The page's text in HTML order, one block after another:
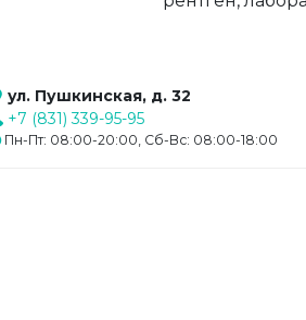
ул. Пушкинская, д. 32
+7 (831) 339-95-95
Пн-Пт: 08:00-20:00, Сб-Вс: 08:00-18:00